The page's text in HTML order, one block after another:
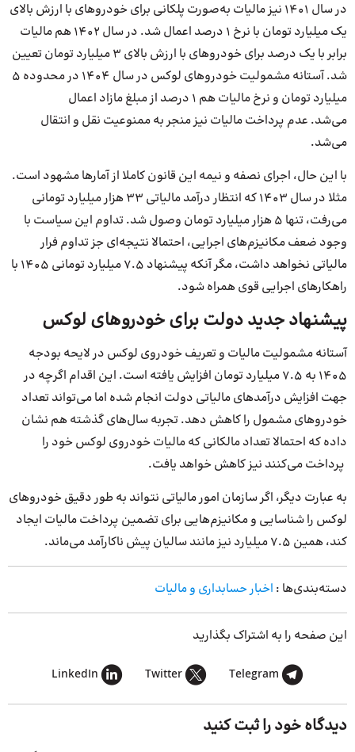
در سال ۱۴۰۱ نیز مالیات به‌صورت پلکانی برای خودروهای با ارزش بالای
یک میلیارد تومان با نرخ ۱ درصد اعمال شد. در سال ۱۴۰۲ هم مالیات
برابر با یک درصد برای خودروهای با ارزش بالای ۳ میلیارد تومان تعیین
شد. آستانه مشمولیت خودروهای لوکس در سال ۱۴۰۴ در محدوده ۵
میلیارد تومان و نرخ مالیات هم ۱ درصد از مبلغ مازاد اعمال
می‌شد. عدم پرداخت مالیات نیز منجر به ممنوعیت نقل و انتقال
می‌شد.
با این حال، اجرای نصفه و نیمه این قانون کاملا از آمارها مشهود است.
مثلا در سال ۱۴۰۳ که انتظار درآمد مالیاتی ۳۳ هزار میلیارد تومانی
می‌رفت، تنها ۵ هزار میلیارد تومان وصول شد. تداوم این سیاست با
وجود ضعف مکانیزم‌های اجرایی، احتمالا نتیجه‌ای جز تداوم فرار
مالیاتی نخواهد داشت، مگر آنکه پیشنهاد ۷.۵ میلیارد تومانی ۱۴۰۵ با
راهکارهای اجرایی قوی همراه شود.
پیشنهاد جدید دولت برای خودروهای لوکس
آستانه مشمولیت مالیات و تعریف خودروی لوکس در لایحه بودجه
۱۴۰۵ به ۷.۵ میلیارد تومان افزایش یافته است. این اقدام اگرچه در
جهت افزایش درآمد‌های مالیاتی دولت انجام شده اما می‌تواند تعداد
خودروهای مشمول را کاهش دهد. تجربه سال‌های گذشته هم نشان
داده که احتمالا تعداد مالکانی که مالیات خودروی لوکس خود را
پرداخت می‌کنند نیز کاهش خواهد یافت.
به عبارت دیگر، اگر سازمان امور مالیاتی نتواند به طور دقیق خودروهای
لوکس را شناسایی و مکانیزم‌هایی برای تضمین پرداخت مالیات ایجاد
کند، همین ۷.۵ میلیارد نیز مانند سالیان پیش ناکارآمد می‌ماند.
دسته‌بندی‌ها : اخبار حسابداری و مالیات
این صفحه را به اشتراک بگذارید
Telegram
Twitter
LinkedIn
دیدگاه خود را ثبت کنید